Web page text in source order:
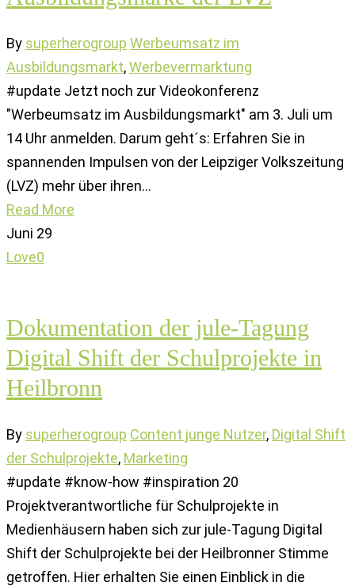
By superherogroup Werbeumsatz im
Ausbildungsmarkt,Werbevermarktung
#update Jetzt noch zur Videokonferenz
"Werbeumsatz im Ausbildungsmarkt" am 3. Juli um
14 Uhr anmelden. Darum geht´s: Erfahren Sie in
spannenden Impulsen von der Leipziger Volkszeitung
(LVZ) mehr über ihren…
Read More
Juni 29
Love0
Dokumentation der jule-Tagung
Digital Shift der Schulprojekte in
Heilbronn
By superherogroup Content junge Nutzer, Digital Shift
der Schulprojekte, Marketing
#update #know-how #inspiration 20
Projektverantwortliche für Schulprojekte in
Medienhäusern haben sich zur jule-Tagung Digital
Shift der Schulprojekte bei der Heilbronner Stimme
getroffen. Hier erhalten Sie einen Einblick in die